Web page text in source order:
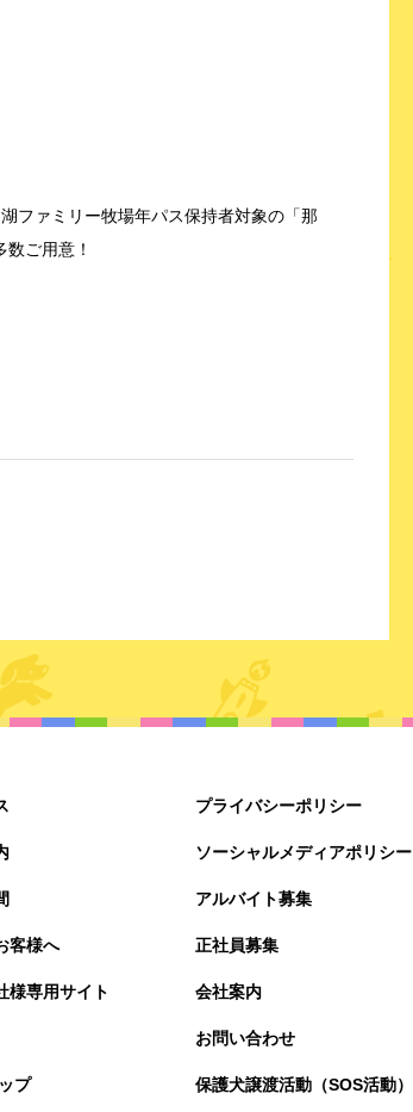
ファミリー牧場年パス保持者対象の「那
ご用意！
客様へ
様専用サイト
プ
プライバシーポリシー
ソーシャルメディアポリシー
アルバイト募集
正社員募集
会社案内
お問い合わせ
保護犬譲渡活動（SOS活動）